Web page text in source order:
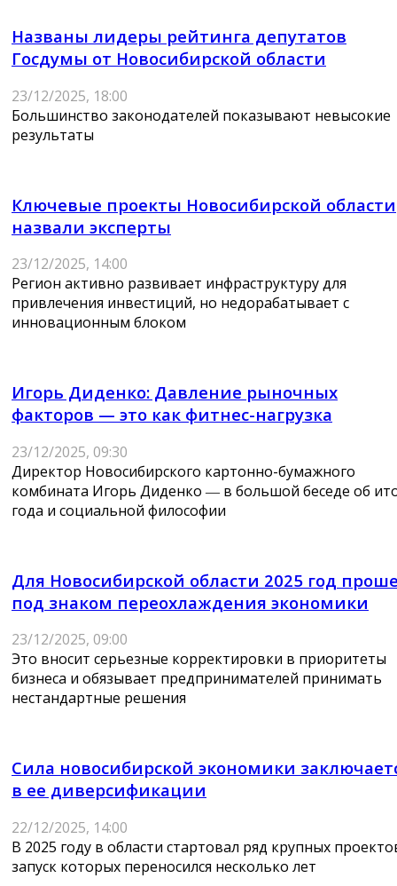
Названы лидеры рейтинга депутатов
Госдумы от Новосибирской области
23/12/2025, 18:00
Большинство законодателей показывают невысокие
результаты
Ключевые проекты Новосибирской области
назвали эксперты
23/12/2025, 14:00
Регион активно развивает инфраструктуру для
привлечения инвестиций, но недорабатывает с
инновационным блоком
Игорь Диденко: Давление рыночных
факторов — это как фитнес-нагрузка
23/12/2025, 09:30
Директор Новосибирского картонно-бумажного
комбината Игорь Диденко ― в большой беседе об
года и социальной философии
Для Новосибирской области 2025 год
под знаком переохлаждения экономики
23/12/2025, 09:00
Это вносит серьезные корректировки в приоритеты
бизнеса и обязывает предпринимателей принимать
нестандартные решения
Сила новосибирской экономики
в ее диверсификации
22/12/2025, 14:00
В 2025 году в области стартовал ряд крупных
запуск которых переносился несколько лет